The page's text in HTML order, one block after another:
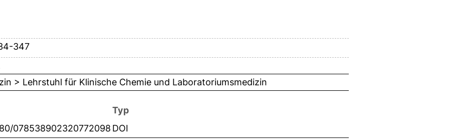
347
> Lehrstuhl für Klinische Chemie und Laboratoriumsmedizin
Typ
078538902320772098 DOI